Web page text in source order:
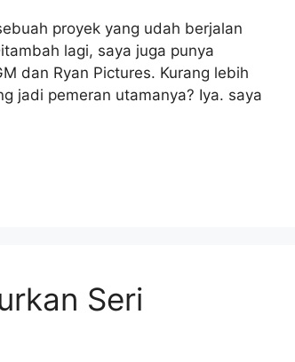
proyek yang udah berjalan
lagi, saya juga punya
dan Ryan Pictures. Kurang lebih
jadi pemeran utamanya? Iya. saya
Seri